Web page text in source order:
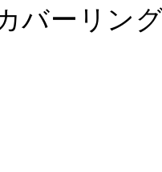
バーリン